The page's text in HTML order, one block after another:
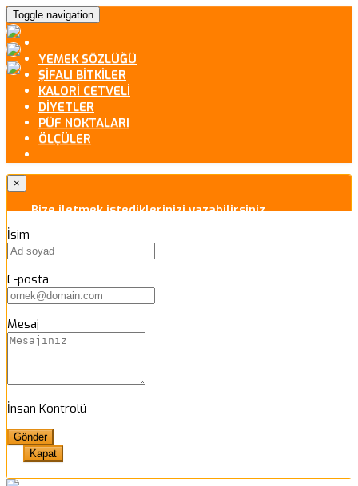
Toggle navigation
YEMEK SÖZLÜĞÜ
ŞİFALI BİTKİLER
KALORİ CETVELİ
DİYETLER
PÜF NOKTALARI
ÖLÇÜLER
×
Bize iletmek istediklerinizi yazabilirsiniz.
İsim
E-posta
Mesaj
İnsan Kontrolü
Kapat